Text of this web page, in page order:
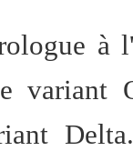
à
variant